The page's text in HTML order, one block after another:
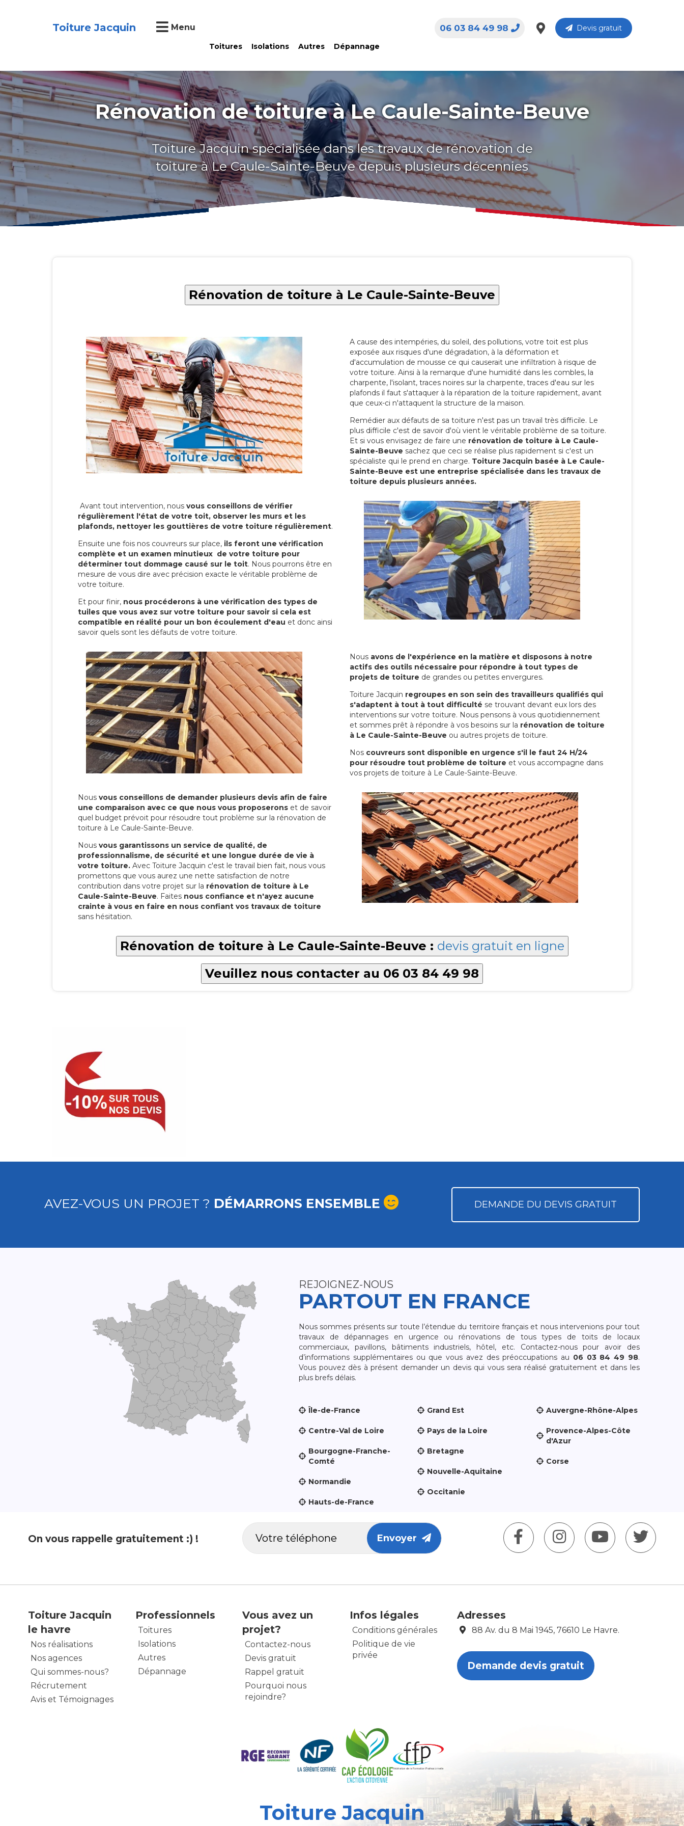
Toiture Jacquin Menu
Toitures Isolations Autres Dépannage
Devis gratuit
06 03 84 49 98
Rénovation de toiture à Le Caule-Sainte-Beuve
Toiture Jacquin spécialisée dans les travaux de rénovation de
toiture à Le Caule-Sainte-Beuve depuis plusieurs décennies
Rénovation de toiture à Le Caule-Sainte-Beuve
A cause des intempéries, du soleil, des pollutions, votre toit est plus
exposée aux risques d'une dégradation, à la déformation et
d'accumulation de mousse ce qui causerait une infiltration à risque de
votre toiture. Ainsi à la remarque d'une humidité dans les combles, la
charpente, l'isolant, traces noires sur la charpente, traces d'eau sur les
plafonds il faut s'attaquer à la réparation de la toiture rapidement, avant
que ceux-ci n'attaquent la structure de la maison.
Remédier aux défauts de sa toiture n'est pas un travail très difficile. Le
plus difficile c'est de savoir d'où vient le véritable problème de sa toiture.
Et si vous envisagez de faire une rénovation de toiture à Le Caule-
Sainte-Beuve sachez que ceci se réalise plus rapidement si c'est un
spécialiste qui le prend en charge. Toiture Jacquin basée à Le Caule-
Sainte-Beuve est une entreprise spécialisée dans les travaux de
toiture depuis plusieurs années.
Avant tout intervention, nous vous conseillons de vérifier
régulièrement l'état de votre toit, observer les murs et les
plafonds, nettoyer les gouttières de votre toiture régulièrement.
Ensuite une fois nos couvreurs sur place, ils feront une vérification
complète et un examen minutieux de votre toiture pour
déterminer tout dommage causé sur le toit. Nous pourrons être en
mesure de vous dire avec précision exacte le véritable problème de
votre toiture.
Et pour finir, nous procéderons à une vérification des types de
tuiles que vous avez sur votre toiture pour savoir si cela est
compatible en réalité pour un bon écoulement d'eau et donc ainsi
savoir quels sont les défauts de votre toiture.
Nous avons de l'expérience en la matière et disposons à notre
actifs des outils nécessaire pour répondre à tout types de
projets de toiture de grandes ou petites envergures.
Toiture Jacquin regroupes en son sein des travailleurs qualifiés qui
s'adaptent à tout à tout difficulté se trouvant devant eux lors des
interventions sur votre toiture. Nous pensons à vous quotidiennement
et sommes prêt à répondre à vos besoins sur la rénovation de toiture
à Le Caule-Sainte-Beuve ou autres projets de toiture.
Nos couvreurs sont disponible en urgence s'il le faut 24 H/24
pour résoudre tout problème de toiture et vous accompagne dans
vos projets de toiture à Le Caule-Sainte-Beuve.
Nous vous conseillons de demander plusieurs devis afin de faire
une comparaison avec ce que nous vous proposerons et de savoir
quel budget prévoit pour résoudre tout problème sur la rénovation de
toiture à Le Caule-Sainte-Beuve.
Nous vous garantissons un service de qualité, de
professionnalisme, de sécurité et une longue durée de vie à
votre toiture. Avec Toiture Jacquin c'est le travail bien fait, nous vous
promettons que vous aurez une nette satisfaction de notre
contribution dans votre projet sur la rénovation de toiture à Le
Caule-Sainte-Beuve. Faites nous confiance et n'ayez aucune
crainte à vous en faire en nous confiant vos travaux de toiture
sans hésitation.
Rénovation de toiture à Le Caule-Sainte-Beuve : devis gratuit en ligne
Veuillez nous contacter au 06 03 84 49 98
AVEZ-VOUS UN PROJET ? DÉMARRONS ENSEMBLE DEMANDE DU DEVIS GRATUIT
REJOIGNEZ-NOUS
PARTOUT EN FRANCE
Nous sommes présents sur toute l’étendue du territoire français et nous intervenions pour tout
travaux de dépannages en urgence ou rénovations de tous types de toits de locaux
commerciaux, pavillons, bâtiments industriels, hôtel, etc. Contactez-nous pour avoir des
d’informations supplémentaires ou que vous avez des préoccupations au 06 03 84 49 98.
Vous pouvez dès à présent demander un devis qui vous sera réalisé gratuitement et dans les
plus brefs délais.
Île-de-France
Centre-Val de Loire
Bourgogne-Franche-
Comté
Normandie
Hauts-de-France
Grand Est
Pays de la Loire
Bretagne
Nouvelle-Aquitaine
Occitanie
Auvergne-Rhône-Alpes
Provence-Alpes-Côte
d'Azur
Corse
On vous rappelle gratuitement :) ! Envoyer
Toiture Jacquin
le havre
Nos réalisations
Nos agences
Qui sommes-nous?
Récrutement
Avis et Témoignages
Professionnels
Toitures
Isolations
Autres
Dépannage
Vous avez un
projet?
Contactez-nous
Devis gratuit
Rappel gratuit
Pourquoi nous
rejoindre?
Infos légales
Conditions générales
Politique de vie
privée
Adresses
88 Av. du 8 Mai 1945, 76610 Le Havre.
Demande devis gratuit
Toiture Jacquin